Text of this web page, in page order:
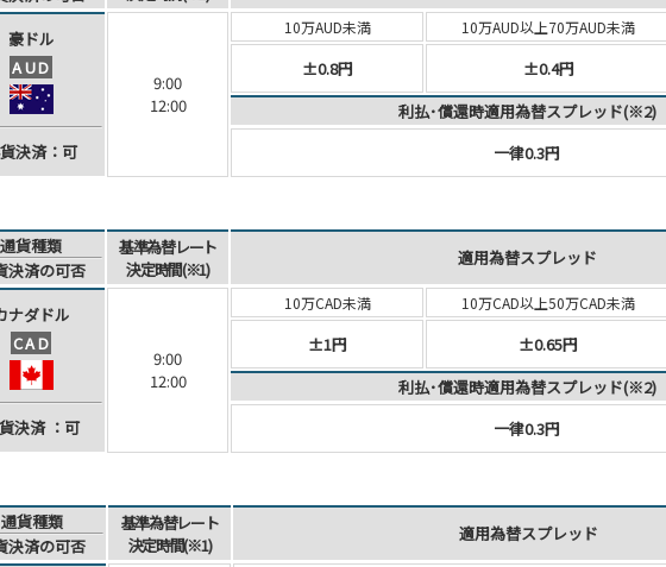
豪ドル
AUD
決済：可
9:00
12:00
10万AUD未満 10万AUD以上70万AUD未満
±0.8円 ±0.4円
利払･償還時適用為替スプレッド(※2)
一律0.3円
通貨種類
決済の可否
基準為替レート
決定時間(※1)
適用為替スプレッド
ナダドル
CAD
決済：可
9:00
12:00
10万CAD未満 10万CAD以上50万CAD未満
±1円 ±0.65円
利払･償還時適用為替スプレッド(※2)
一律0.3円
通貨種類
決済の可否
基準為替レート
決定時間(※1)
適用為替スプレッド